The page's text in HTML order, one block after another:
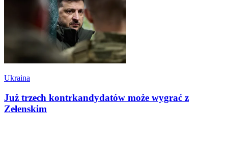
Ukraina
Już trzech kontrkandydatów może wygrać z
Zełenskim